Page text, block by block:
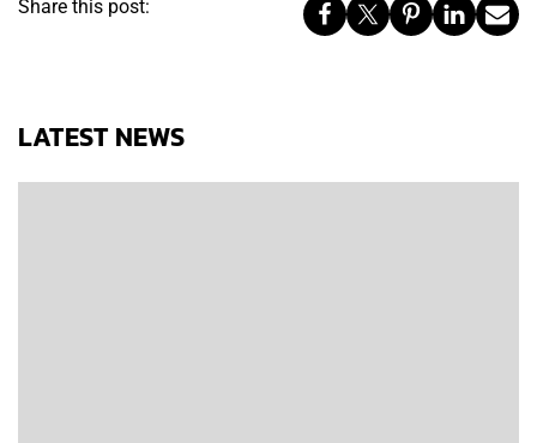
Share this post:
LATEST NEWS